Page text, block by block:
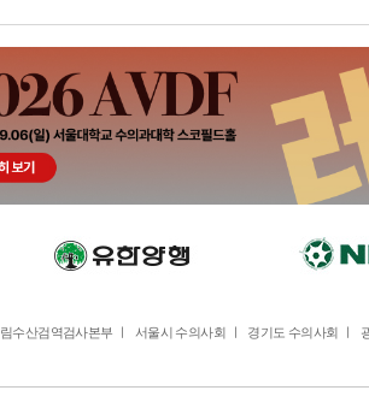
수산검역검사본부 ㅣ 서울시 수의사회 ㅣ 경기도 수의사회 ㅣ